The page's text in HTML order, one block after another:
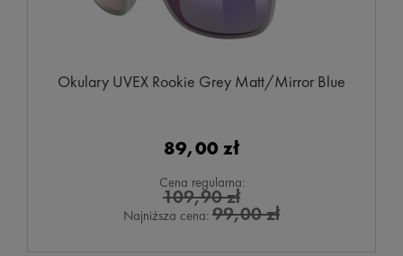
Okulary UVEX Rookie Grey Matt/Mirror Blue
89,00 zł
Cena regularna:
109,90 zł
Najniższa cena: 99,00 zł